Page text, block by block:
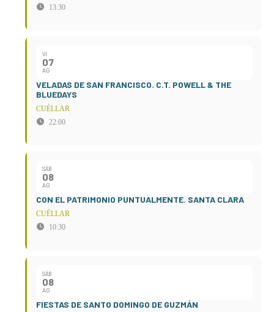
13:30
VI
07
AG
VELADAS DE SAN FRANCISCO. C.T. POWELL & THE
BLUEDAYS
CUÉLLAR
22:00
SÁB
08
AG
CON EL PATRIMONIO PUNTUALMENTE. SANTA CLARA
CUÉLLAR
10:30
SÁB
08
AG
FIESTAS DE SANTO DOMINGO DE GUZMÁN